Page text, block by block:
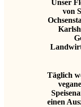
Unser
von
Täglich
einen